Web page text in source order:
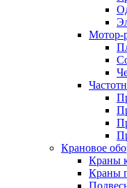
Мотор-
Крановое
Краны
Краны